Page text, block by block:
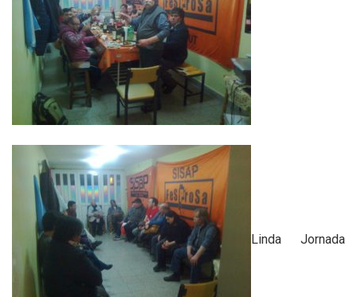
Linda Jornada